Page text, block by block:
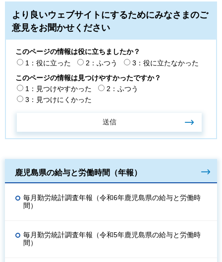
より良いウェブサイトにするためにみなさまのご
意見をお聞かせください
このページの情報は役に立ちましたか？
1：役に立った
2：ふつう
3：役に立たなかった
このページの情報は見つけやすかったですか？
1：見つけやすかった
2：ふつう
3：見つけにくかった
鹿児島県の給与と労働時間（年報）
毎月勤労統計調査年報（令和6年鹿児島県の給与と労働時
間）
毎月勤労統計調査年報（令和5年鹿児島県の給与と労働時
間）